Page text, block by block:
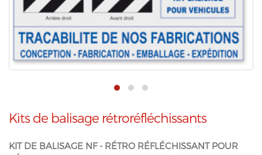
Kits de balisage rétroréfléchissants
KIT DE BALISAGE NF - RÉTRO RÉFLÉCHISSANT POUR